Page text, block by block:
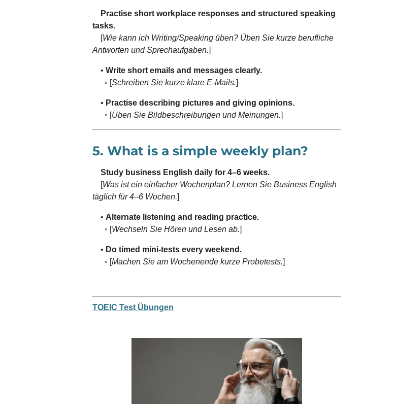
Practise short workplace responses and structured speaking
tasks.
[Wie kann ich Writing/Speaking üben? Üben Sie kurze berufliche
Antworten und Sprechaufgaben.]
• Write short emails and messages clearly.
◦ [Schreiben Sie kurze klare E-Mails.]
• Practise describing pictures and giving opinions.
◦ [Üben Sie Bildbeschreibungen und Meinungen.]
5. What is a simple weekly plan?
Study business English daily for 4–6 weeks.
[Was ist ein einfacher Wochenplan? Lernen Sie Business English
täglich für 4–6 Wochen.]
• Alternate listening and reading practice.
◦ [Wechseln Sie Hören und Lesen ab.]
• Do timed mini-tests every weekend.
◦ [Machen Sie am Wochenende kurze Probetests.]
TOEIC Test Übungen